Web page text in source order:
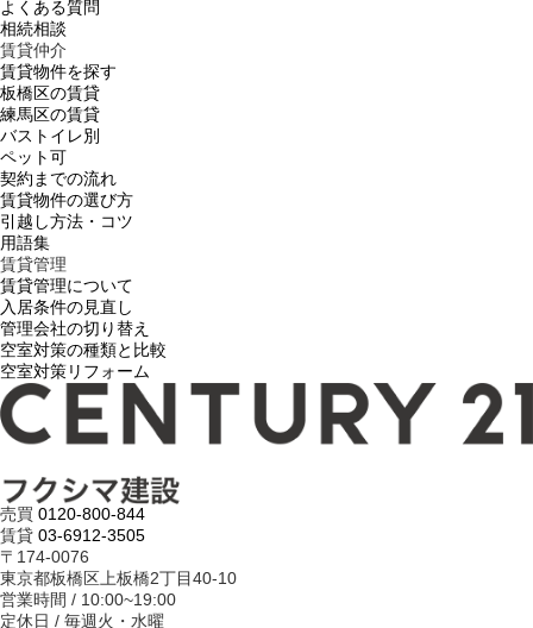
よくある質問
相続相談
賃貸仲介
賃貸物件を探す
板橋区の賃貸
練馬区の賃貸
バストイレ別
ペット可
契約までの流れ
賃貸物件の選び方
引越し方法・コツ
用語集
賃貸管理
賃貸管理について
入居条件の見直し
管理会社の切り替え
空室対策の種類と比較
空室対策リフォーム
売買 0120-800-844
賃貸 03-6912-3505
〒174-0076
東京都板橋区上板橋2丁目40-10
営業時間 / 10:00~19:00
定休日 / 毎週火・水曜